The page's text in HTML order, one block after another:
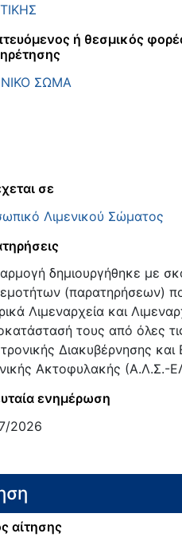
ή θεσμικός
ΣΩΜΑ
σε
Λιμενικού Σώματος
δημιουργήθηκε με
(παρατηρήσεων)
Λιμεναρχεία και
τους από όλες
Διακυβέρνησης
Ακτοφυλακής (Α.Λ.Σ.-
ενημέρωση
2026
αίτησης